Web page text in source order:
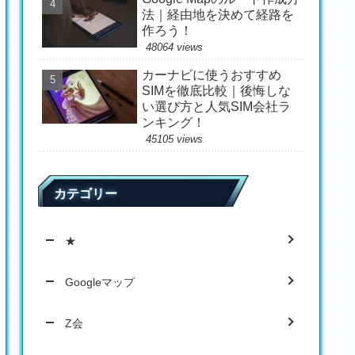
法｜経由地を決めて経路を
作ろう！
48064 views
カーナビに使うおすすめ
SIMを徹底比較｜後悔しな
い選び方と人気SIM会社ラ
ンキング！
45105 views
カテゴリー
★
Googleマップ
Z会